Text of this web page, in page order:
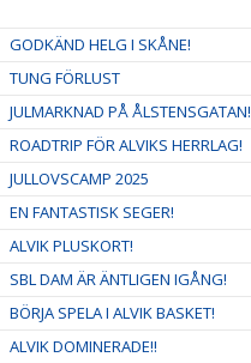
GODKÄND HELG I SKÅNE!
TUNG FÖRLUST
JULMARKNAD PÅ ÅLSTENSGATAN!
ROADTRIP FÖR ALVIKS HERRLAG!
JULLOVSCAMP 2025
EN FANTASTISK SEGER!
ALVIK PLUSKORT!
SBL DAM ÄR ÄNTLIGEN IGÅNG!
BÖRJA SPELA I ALVIK BASKET!
ALVIK DOMINERADE!!